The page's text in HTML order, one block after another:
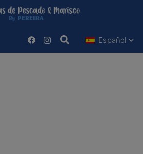
Español